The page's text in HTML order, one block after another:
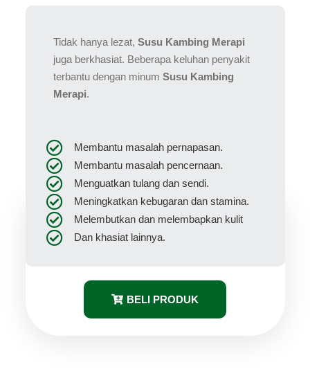
Tidak hanya lezat, Susu Kambing Merapi
juga berkhasiat. Beberapa keluhan penyakit
terbantu dengan minum Susu Kambing
Merapi.
Membantu masalah pernapasan.
Membantu masalah pencernaan.
Menguatkan tulang dan sendi.
Meningkatkan kebugaran dan stamina.
Melembutkan dan melembapkan kulit
Dan khasiat lainnya.
BELI PRODUK